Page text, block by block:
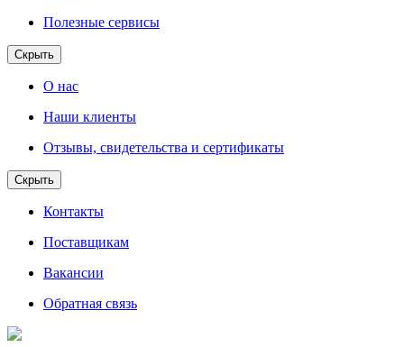
Полезные сервисы
Скрыть
О нас
Наши клиенты
Отзывы, свидетельства и сертификаты
Скрыть
Контакты
Поставщикам
Вакансии
Обратная связь